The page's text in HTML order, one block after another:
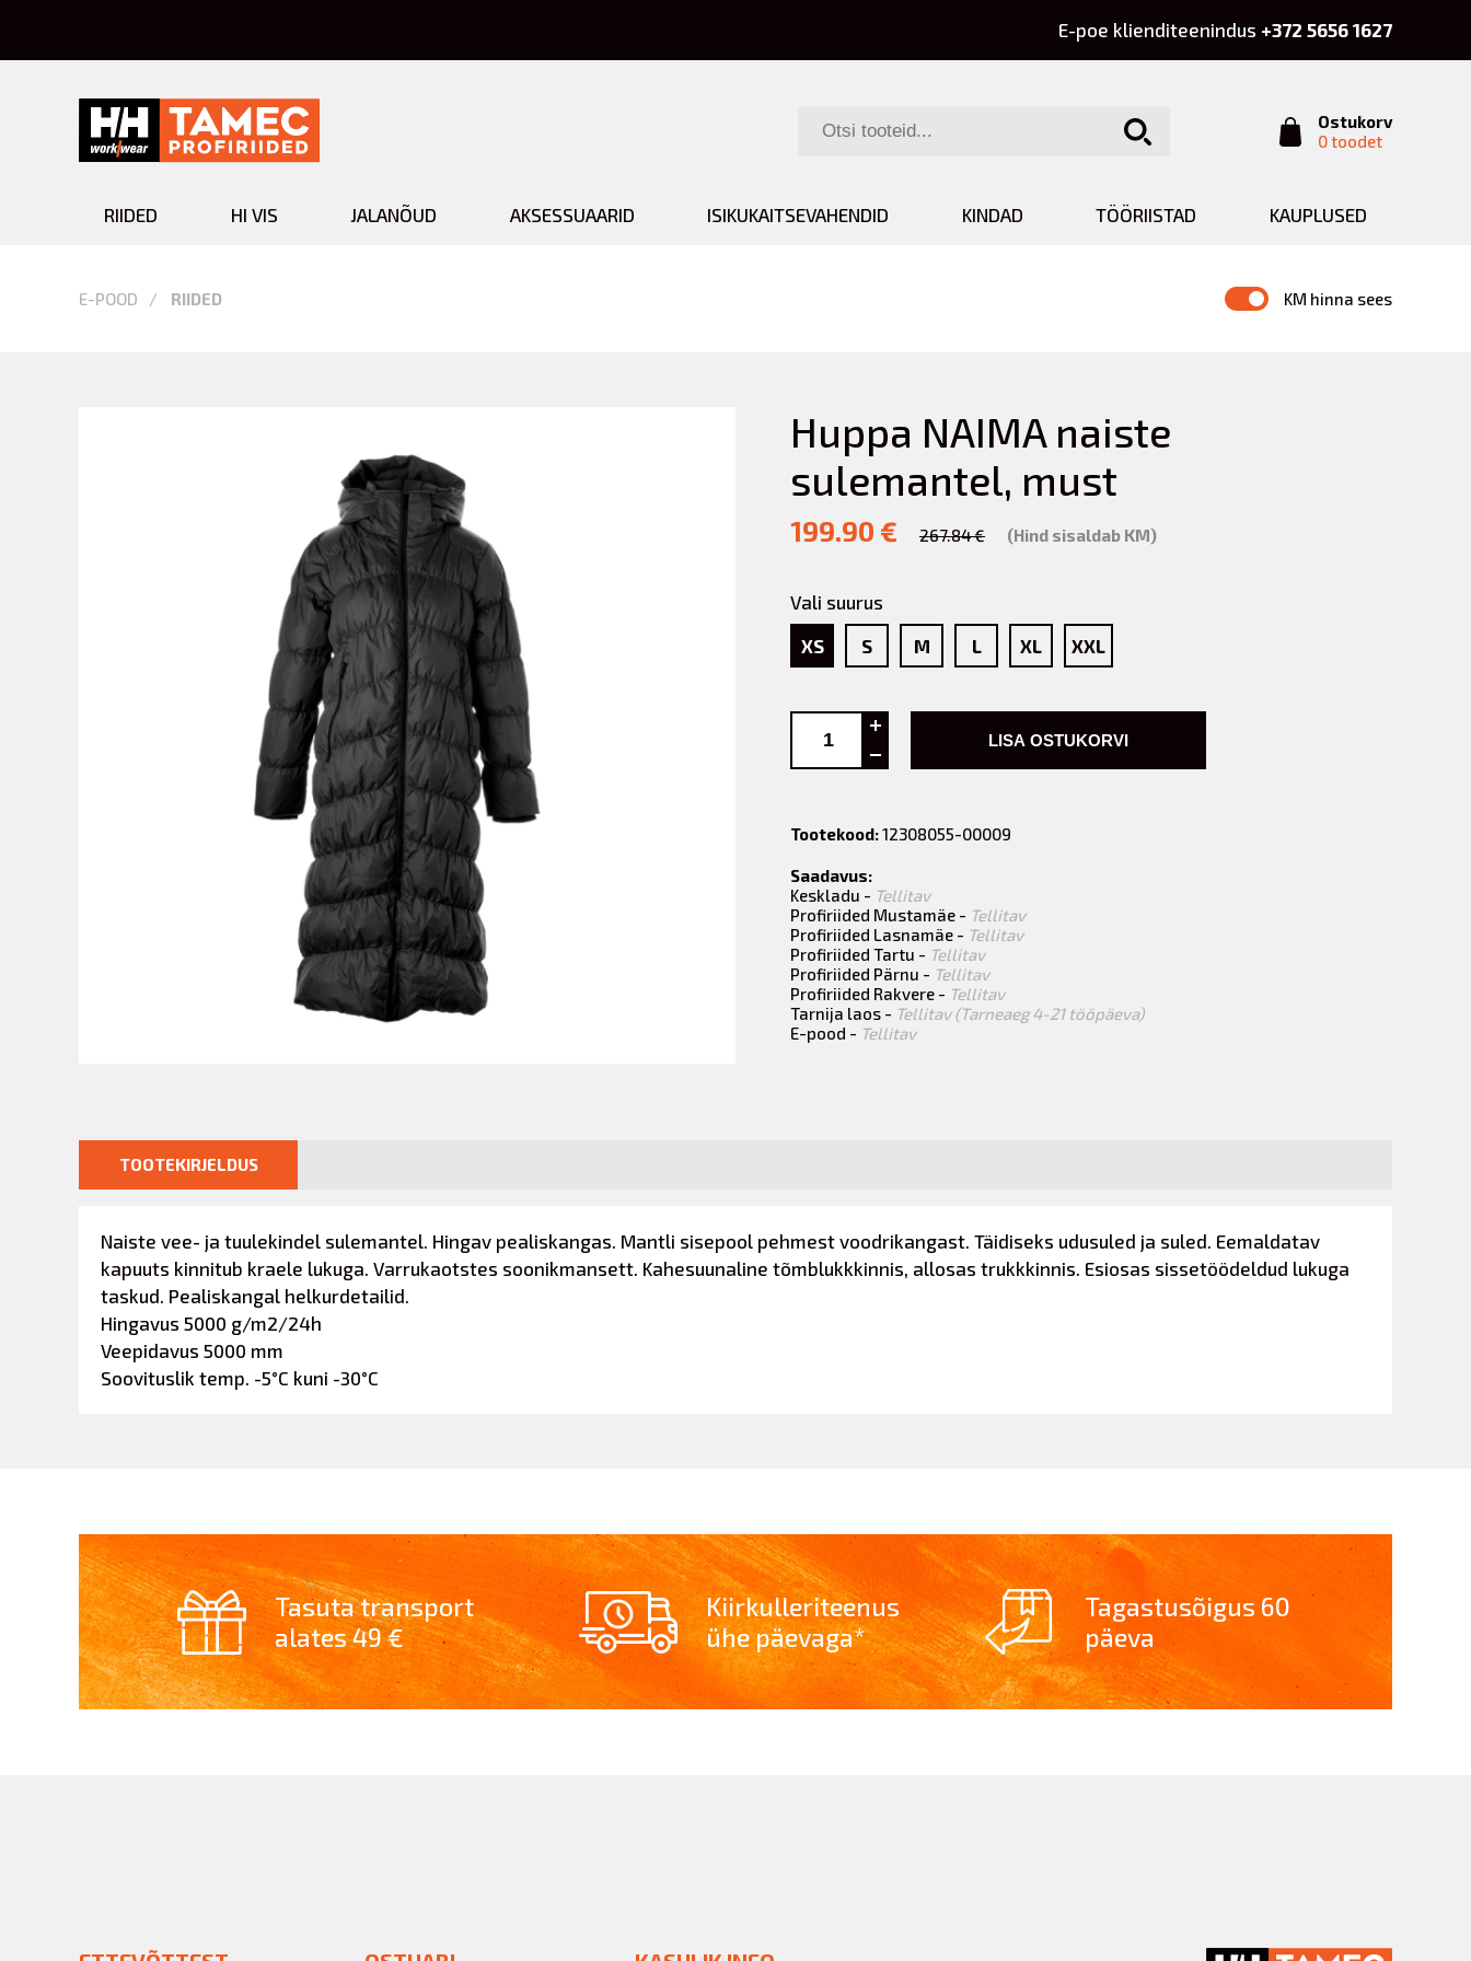
E-poe klienditeenindus +372 5656 1627
Ostukorv
0 toodet
RIIDED HI VIS JALANÕUD AKSESSUAARID ISIKUKAITSEVAHENDID KINDAD TÖÖRIISTAD KAUPLUSED
Riided
E-POOD RIIDED KM hinna sees
Huppa NAIMA naiste
sulemantel, must
199.90 € 267.84 € (Hind sisaldab KM)
Vali suurus
XS
S M L XL XXL
LISA OSTUKORVI
Tootekood:12308055-00009
Saadavus:
Keskladu - Tellitav
Profiriided Mustamäe - Tellitav
Profiriided Lasnamäe - Tellitav
Profiriided Tartu - Tellitav
Profiriided Pärnu - Tellitav
Profiriided Rakvere - Tellitav
Tarnija laos - Tellitav (Tarneaeg 4-21 tööpäeva)
E-pood - Tellitav
TOOTEKIRJELDUS
Naiste vee- ja tuulekindel sulemantel. Hingav pealiskangas. Mantli sisepool pehmest voodrikangast. Täidiseks udusuled ja suled. Eemaldatav
kapuuts kinnitub kraele lukuga. Varrukaotstes soonikmansett. Kahesuunaline tõmblukkkinnis, allosas trukkkinnis. Esiosas sissetöödeldud lukuga
taskud. Pealiskangal helkurdetailid.
Hingavus 5000 g/m2/24h
Veepidavus 5000 mm
Soovituslik temp. -5°C kuni -30°C
Tasuta transport
alates 49 €
Kiirkulleriteenus
ühe päevaga*
Tagastusõigus 60
päeva